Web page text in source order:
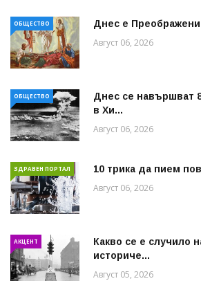
ОБЩЕСТВО Днес е
Август 06, 2026
ОБЩЕСТВО
Днес се навършват
в Хи...
Август 06, 2026
ЗДРАВЕН ПОРТАЛ 10 трика да пием
Август 06, 2026
АКЦЕНТ
Какво се е случило
историче...
Август 05, 2026